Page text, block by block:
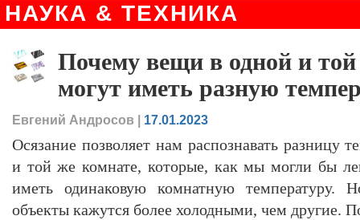
НАУКА & ТЕХНИКА
Почему вещи в одной и
могут иметь разную
Евгений Андросов 17.01.2023
Осязание позволяет нам распознавать разницу
и той же комнате, которые, как мы могли бы
иметь одинаковую комнатную температуру.
объекты кажутся более холодными, чем другие.